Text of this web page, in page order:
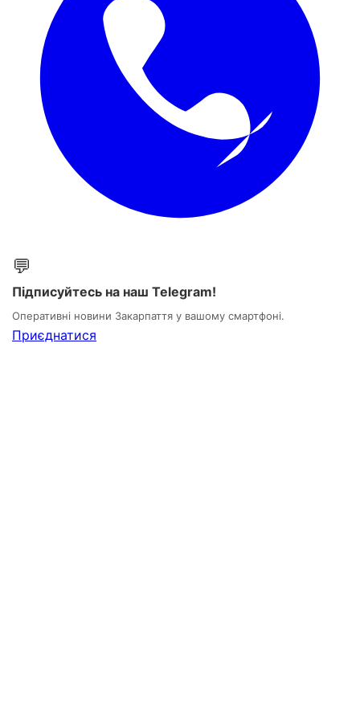
💬
Підписуйтесь на наш Telegram!
Оперативні новини Закарпаття у вашому смартфоні.
Приєднатися